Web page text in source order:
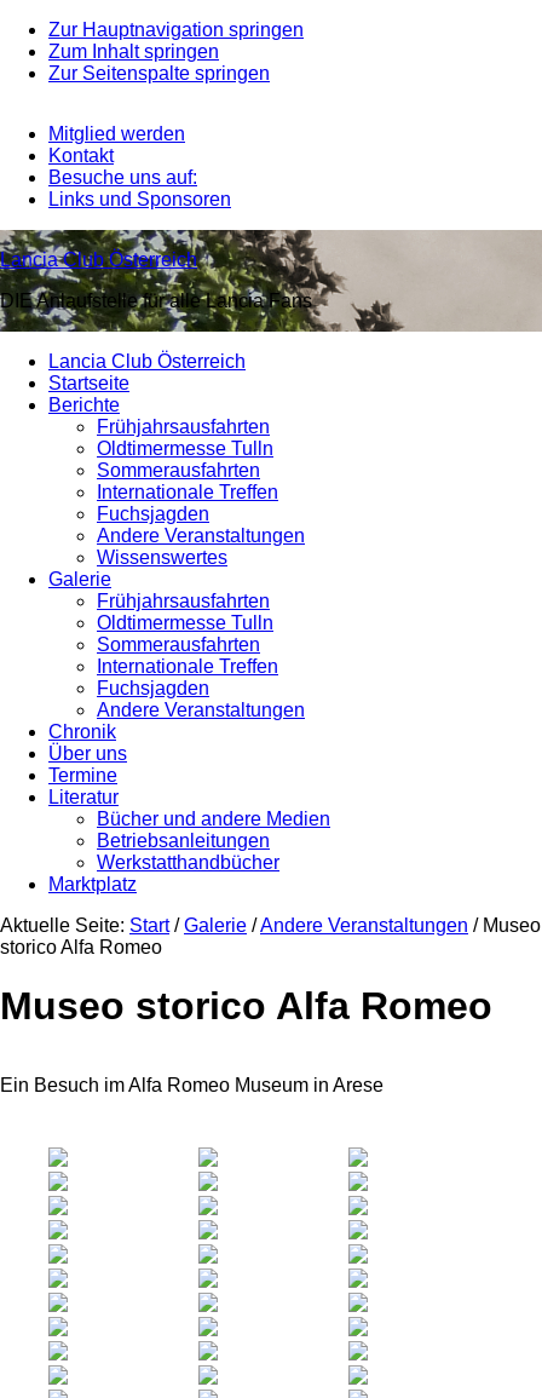
Zur Hauptnavigation springen
Zum Inhalt springen
Zur Seitenspalte springen
Mitglied werden
Kontakt
Besuche uns auf:
Links und Sponsoren
Lancia Club Österreich
DIE Anlaufstelle für alle Lancia Fans
Lancia Club Österreich
Startseite
Berichte
Frühjahrsausfahrten
Oldtimermesse Tulln
Sommerausfahrten
Internationale Treffen
Fuchsjagden
Andere Veranstaltungen
Wissenswertes
Galerie
Frühjahrsausfahrten
Oldtimermesse Tulln
Sommerausfahrten
Internationale Treffen
Fuchsjagden
Andere Veranstaltungen
Chronik
Über uns
Termine
Literatur
Bücher und andere Medien
Betriebsanleitungen
Werkstatthandbücher
Marktplatz
Aktuelle Seite: Start / Galerie /Andere Veranstaltungen /Museo
storico Alfa Romeo
Museo storico Alfa Romeo
Ein Besuch im Alfa Romeo Museum in Arese